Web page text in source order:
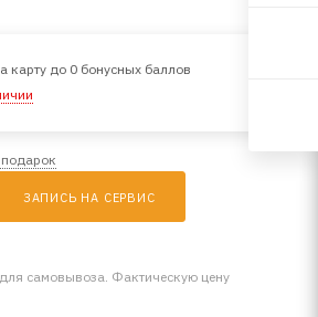
карту до 0 бонусных баллов
ЗАПИСЬ НА СЕРВИС
самовывоза. Фактическую цену